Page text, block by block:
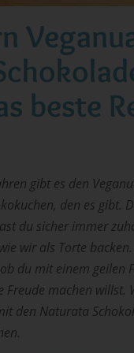
beste
gibt es den
den es gibt.
du sicher immer
wir als Torte
du mit einem geilen
Freude machen
den Naturata